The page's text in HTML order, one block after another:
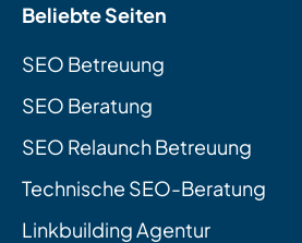
Beliebte Seiten
SEO Betreuung
SEO Beratung
SEO Relaunch Betreuung
Technische SEO-Beratung
Linkbuilding Agentur